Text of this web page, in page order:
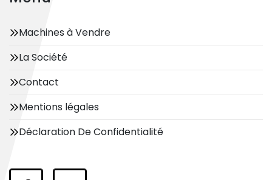
Machines à Vendre
La Société
Contact
Mentions légales
Déclaration De Confidentialité